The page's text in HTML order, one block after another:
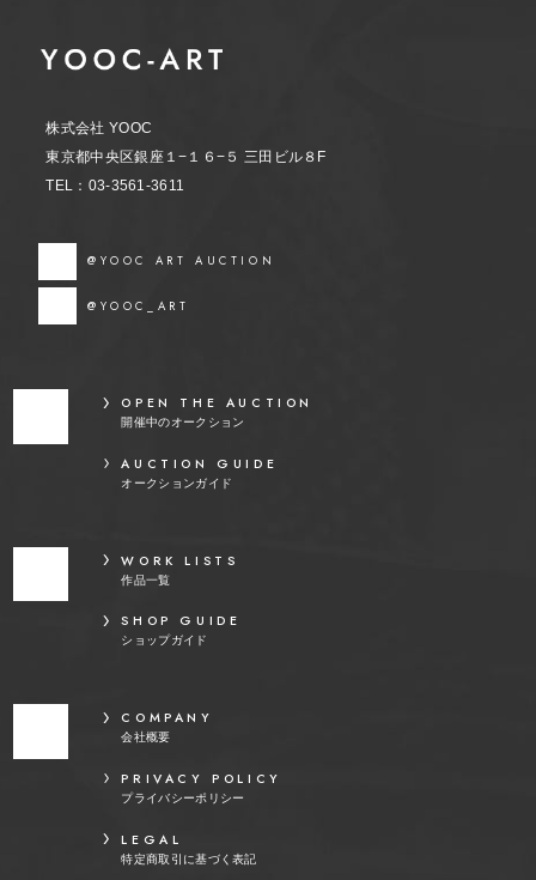
株式会社 YOOC
東京都中央区銀座１−１６−５ 三田ビル８F
TEL：03-3561-3611
@YOOC ART AUCTION
@YOOC_ART
OPEN THE AUCTION
開催中のオークション
AUCTION GUIDE
オークションガイド
WORK LISTS
作品一覧
SHOP GUIDE
ショップガイド
COMPANY
会社概要
PRIVACY POLICY
プライバシーポリシー
LEGAL
特定商取引に基づく表記